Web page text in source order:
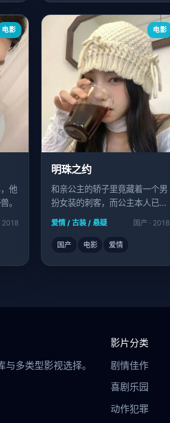
电影
他
。
2018
电影
明珠之约
和亲公主的轿子里竟藏着一个男
扮女装的刺客，而公主本人已逃
婚。
爱情 / 古装 / 悬疑 国产 · 2018
国产 电影 爱情
多类型影视选择。
影片分类
剧情佳作
喜剧乐园
动作犯罪